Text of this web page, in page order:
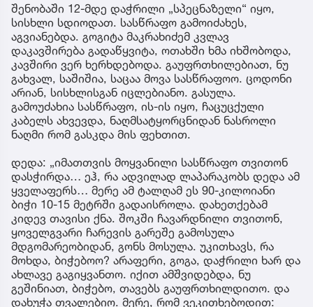
შენობაში 12-მდე დაჭრილი „სპეცნაზელი“ იყო,
სისხლი სდიოდათ. სასწრაფო გამოიძახეს,
აგვიანებდა. გოგიტა მაკრახიძემ კვლავ
დაკავშირება გადაწყვიტა, ოთახში ხმა იხშობოდა,
კავშირი ვერ ხერხდებოდა. გაუფრთხილებიათ, ნუ
გახვალ, საშიშია, საცაა მოვა სასწრაფოო. ცოდონი
არიან, სისხლისგან იცლებიანო. გასულა.
გამოუძახია სასწრაფო, ის-ის იყო, ჩაცუცქული
კაბელს ახვევდა, ნაღმსატყორცნიდან ნასროლი
ნაღმი რომ გასკდა მის ფეხთით.
დედა: „იმათთვის მოყვანილი სასწრაფო თვითონ
დასჭირდა… ეჰ, რა ადვილად ლაპარაკობს დედა ამ
ყველაფერს… მერე ამ ტალღამ ეს 90-კილოიანი
ბიჭი 10-15 მეტრში გადაისროლა. დახეთქებამ
კიდევ თავისი ქნა. შოკში ჩავარდნილი თვითონ,
ყოველგვარი ჩარევის გარეშე გამოსულა
მდგომარეობიდან, გონს მოსულა. უკითხავს, რა
მოხდა, ბიჭებოო? არაფერი, გოგა, დაჭრილი ხარ და
ახლავე გაგიყვანთო. იქით ამშვიდებდა, ნუ
გეშინიათ, ბიჭებო, თავებს გაუფრთხილდითო. და
დახუჭა თვალებიო. მერე, რომ ვეკითხებოდით: